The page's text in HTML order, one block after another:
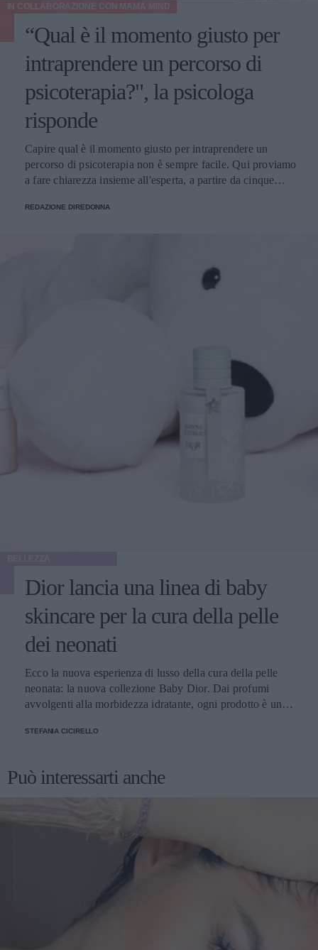
“Qual è il momento giusto per
intraprendere un percorso di
psicoterapia?", la psicologa
risponde
Capire qual è il momento giusto per intraprendere un
percorso di psicoterapia non è sempre facile. Qui proviamo
a fare chiarezza insieme all'esperta, a partire da cinque
IN COLLABORAZIONE CON MAMA MIND
REDAZIONE DIREDONNA
Dior lancia una linea di baby
skincare per la cura della pelle
dei neonati
Ecco la nuova esperienza di lusso della cura della pelle
neonata: la nuova collezione Baby Dior. Dai profumi
avvolgenti alla morbidezza idratante, ogni prodotto è una
STEFANIA CICIRELLO
Può interessarti anche